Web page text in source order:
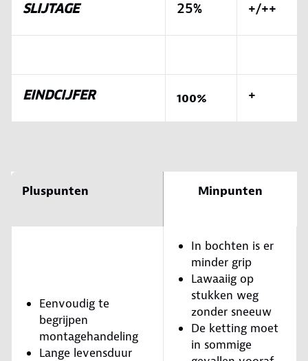
SLIJTAGE 25% +/++
EINDCIJFER 100% +
Pluspunten Minpunten
Eenvoudig te
begrijpen
montagehandeling
Lange levensduur
In bochten is er
minder grip
Lawaaiig op
stukken weg
zonder sneeuw
De ketting moet
in sommige